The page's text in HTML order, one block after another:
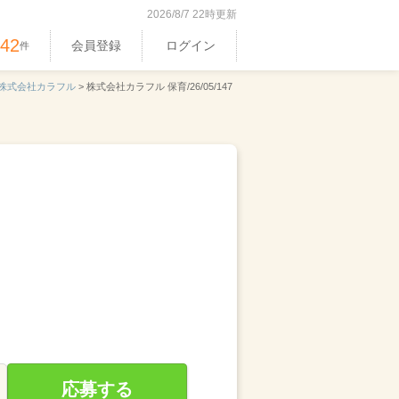
2026/8/7 22時更新
件 会員登録 ログイン
式会社カラフル > 株式会社カラフル 保育/26/05/147
応募する